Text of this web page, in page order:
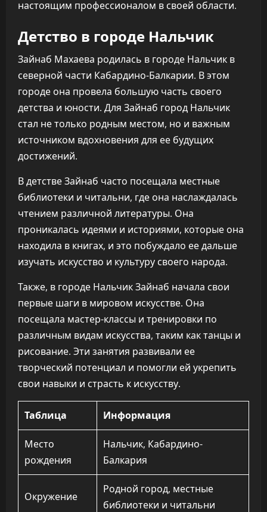
настоящим профессионалом в своей области.
Детство в городе Нальчик
Зайнаб Махаева родилась в городе Нальчик в
северной части Кабардино-Балкарии. В этом
городе она провела большую часть своего
детства и юности. Для Зайнаб город Нальчик
стал не только родным местом, но и важным
источником вдохновения для ее будущих
достижений.
В детстве Зайнаб часто посещала местные
библиотеки и читальни, где она наслаждалась
чтением различной литературы. Она
проникалась идеями и историями, которые она
находила в книгах, и это побуждало ее дальше
изучать искусство и культуру своего народа.
Также, в городе Нальчик Зайнаб начала свои
первые шаги в мировом искусстве. Она
посещала мастер-классы и тренировки по
различным видам искусства, таким как танцы и
рисование. Эти занятия развивали ее
творческий потенциал и помогли ей укрепить
свои навыки и страсть к искусству.
Таблица Информация
Место
рождения
Нальчик, Кабардино-
Балкария
Окружение
Родной город, местные
библиотеки и читальни